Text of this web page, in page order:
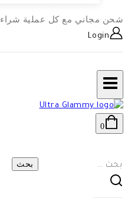
شحن مجاني مع كل عملية شراء
Login
0
البحث
عن: